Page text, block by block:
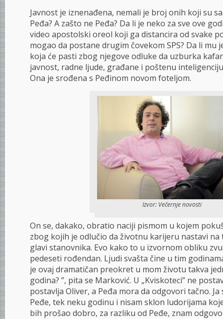
Javnost je iznenađena, nemali je broj onih koji su
Peđa? A zašto ne Peđa? Da li je neko za sve ove
video apostolski oreol koji ga distancira od svake
mogao da postane drugim čovekom SPS? Da li mu
koja će pasti zbog njegove odluke da uzburka
javnost, radne ljude, građane i poštenu
Ona je srođena s Peđinom novom foteljom.
Izvor: Večernje novosti
On se, dakako, obratio naciji pismom u kojem
zbog kojih je odlučio da životnu karijeru nastavi na
glavi stanovnika. Evo kako to u izvornom obliku
pedeseti rođendan. Ljudi svašta čine u tim
je ovaj dramatičan preokret u mom životu takva
godina? ”, pita se Marković. U „Kviskoteci” ne
postavlja Oliver, a Peđa mora da odgovori tačno.
Peđe, tek neku godinu i nisam sklon ludorijama
bih prošao dobro, za razliku od Peđe, znam